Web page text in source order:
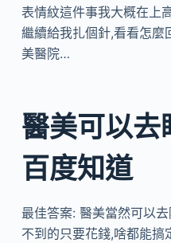
表情紋這件事我大概在上
繼續給我扎個針,看看怎麼
美醫院…
醫美可以去
百度知道
最佳答案: 醫美當然可以
不到的只要花錢,啥都能搞